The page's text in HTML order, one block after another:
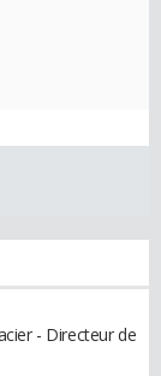
- Directeur de